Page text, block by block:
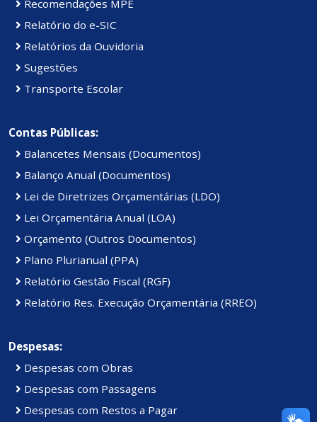
Recomendações MPE
Relatório do e-SIC
Relatórios da Ouvidoria
Sugestões
Transporte Escolar
Contas Públicas:
Balancetes Mensais (Documentos)
Balanço Anual (Documentos)
Lei de Diretrizes Orçamentárias (LDO)
Lei Orçamentária Anual (LOA)
Orçamento (Outros Documentos)
Plano Plurianual (PPA)
Relatório Gestão Fiscal (RGF)
Relatório Res. Execução Orçamentária (RREO)
Despesas:
Despesas com Obras
Despesas com Passagens
Despesas com Restos a Pagar